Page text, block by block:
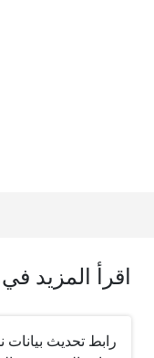
اقرأ المزيد في
رابط تحديث بيانات